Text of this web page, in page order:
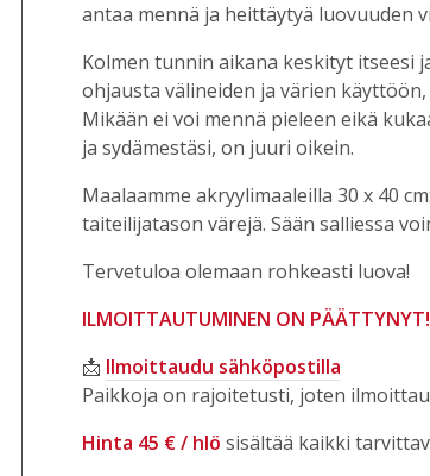
antaa mennä ja heittäytyä luovuuden
Kolmen tunnin aikana keskityt itseesi
ohjausta välineiden ja värien
Mikään ei voi mennä pieleen eikä
ja sydämestäsi, on juuri oikein.
Maalaamme akryylimaaleilla 30 x 40
taiteilijatason värejä. Sään salliessa
Tervetuloa olemaan rohkeasti luova!
ILMOITTAUTUMINEN ON PÄÄTTYNYT!
📩 Ilmoittaudu sähköpostilla
Paikkoja on rajoitetusti, joten
Hinta 45 € / hlö sisältää kaikki